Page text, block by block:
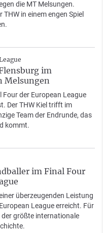
die MT Melsungen.
in einem engen Spiel
im
Melsungen
Four der European League
Der THW Kiel trifft im
Team der Endrunde, das
kommt.
im Final Four
überzeugenden Leistung
League erreicht. Für
der größte internationale